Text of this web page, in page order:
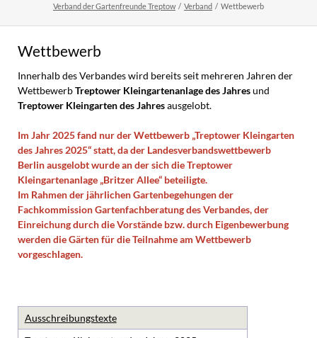
Verband der Gartenfreunde Treptow Verband Wettbewerb
Wettbewerb
Innerhalb des Verbandes wird bereits seit mehreren Jahren der
WettbewerbTreptower Kleingartenanlage des Jahresund
Treptower Kleingarten des Jahresausgelobt.
Im Jahr 2025 fand nur der Wettbewerb „Treptower Kleingarten
des Jahres 2025“ statt, da der Landesverbandswettbewerb
Berlin ausgelobt wurde an der sich die Treptower
Kleingartenanlage „Britzer Allee“ beteiligte.
Im Rahmen der jährlichen Gartenbegehungen der
Fachkommission Gartenfachberatung des Verbandes, der
Einreichung durch die Vorstände bzw. durch Eigenbewerbung
werden die Gärten für die Teilnahme am Wettbewerb
vorgeschlagen.
Ausschreibungstexte